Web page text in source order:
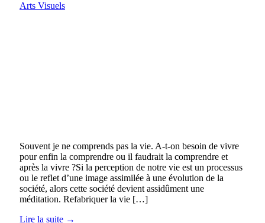
Arts Visuels
Souvent je ne comprends pas la vie. A-t-on besoin de vivre
pour enfin la comprendre ou il faudrait la comprendre et
après la vivre ?Si la perception de notre vie est un processus
ou le reflet d’une image assimilée à une évolution de la
société, alors cette société devient assidûment une
méditation. Refabriquer la vie […]
Lire la suite →